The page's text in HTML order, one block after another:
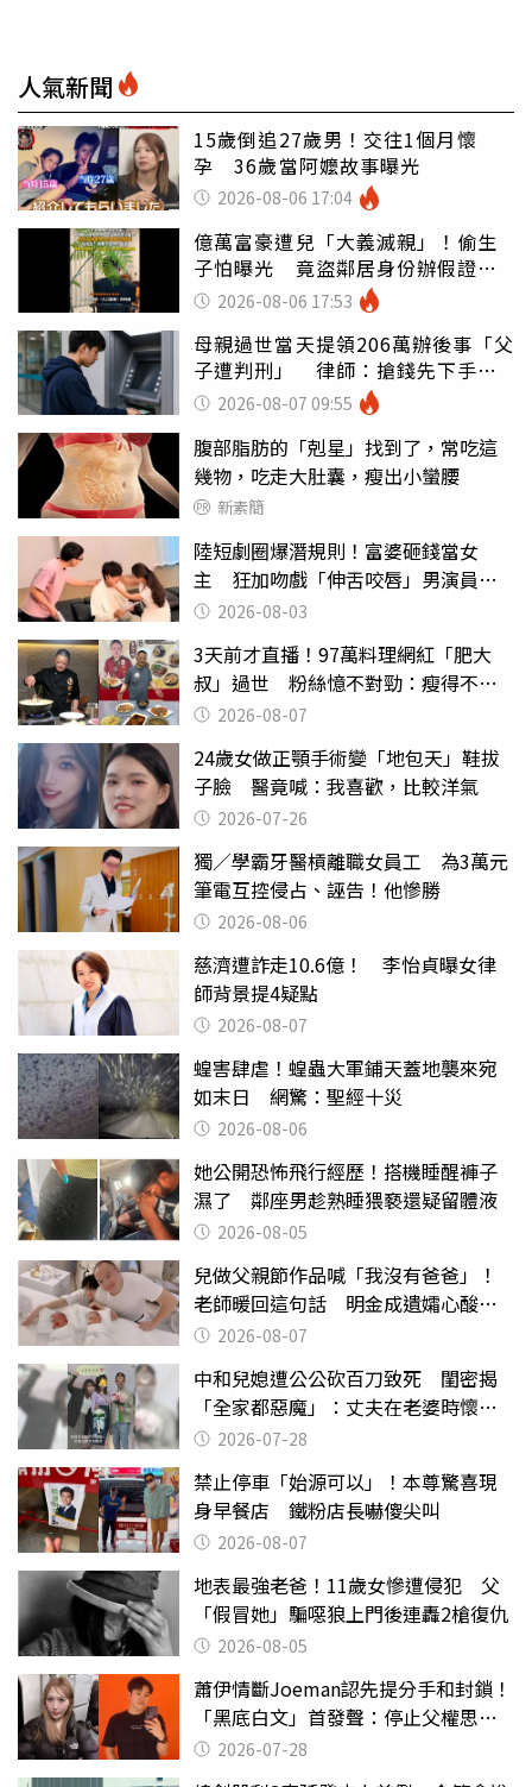
人氣新聞
15歲倒追27歲男！交往1個月懷
孕 36歲當阿嬤故事曝光
2026-08-06 17:04
億萬富豪遭兒「大義滅親」！偷生
子怕曝光 竟盜鄰居身份辦假證落
戶 2026-08-06 17:53
母親過世當天提領206萬辦後事「父
子遭判刑」 律師：搶錢先下手是
罪 2026-08-07 09:55
腹部脂肪的「剋星」找到了，常吃這
幾物，吃走大肚囊，瘦出小蠻腰
新素簡
陸短劇圈爆潛規則！富婆砸錢當女
主 狂加吻戲「伸舌咬唇」男演員崩
潰 2026-08-03
3天前才直播！97萬料理網紅「肥大
叔」過世 粉絲憶不對勁：瘦得不合
理 2026-08-07
24歲女做正顎手術變「地包天」鞋拔
子臉 醫竟喊：我喜歡，比較洋氣
2026-07-26
獨／學霸牙醫槓離職女員工 為3萬元
筆電互控侵占、誣告！他慘勝
2026-08-06
慈濟遭詐走10.6億！ 李怡貞曝女律
師背景提4疑點
2026-08-07
蝗害肆虐！蝗蟲大軍鋪天蓋地襲來宛
如末日 網驚：聖經十災
2026-08-06
她公開恐怖飛行經歷！搭機睡醒褲子
濕了 鄰座男趁熟睡猥褻還疑留體液
2026-08-05
兒做父親節作品喊「我沒有爸爸」！
老師暖回這句話 明金成遺孀心酸惹
淚 2026-08-07
中和兒媳遭公公砍百刀致死 閨密揭
「全家都惡魔」：丈夫在老婆時懷孕
摔東西
2026-07-28
禁止停車「始源可以」！本尊驚喜現
身早餐店 鐵粉店長嚇傻尖叫
2026-08-07
地表最強老爸！11歲女慘遭侵犯 父
「假冒她」騙噁狼上門後連轟2槍復仇
2026-08-05
蕭伊情斷Joeman認先提分手和封鎖！
「黑底白文」首發聲：停止父權思維
物化女性
2026-07-28